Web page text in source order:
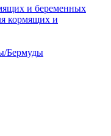
и беременных
кормящих и
Бермуды